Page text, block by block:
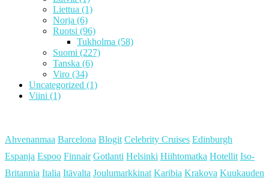
Liettua (1)
Norja (6)
Ruotsi (96)
Tukholma (58)
Suomi (227)
Tanska (6)
Viro (34)
Uncategorized (1)
Viini (1)
Ahvenanmaa Barcelona Blogit Celebrity Cruises Edinburgh
Espanja Espoo Finnair Gotlanti Helsinki Hiihtomatka Hotellit Iso-
Britannia Italia Itävalta Joulumarkkinat Karibia Krakova Kuukauden